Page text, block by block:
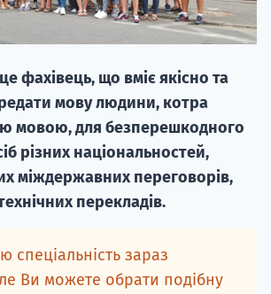
фахівець, що вміє якісно та
мову людини, котра
мовою, для безперешкодного
різних національностей,
міждержавних переговорів,
перекладів.
спеціальність зараз
Ви можете обрати подібну
"Навчання
НАБІР
вступ на